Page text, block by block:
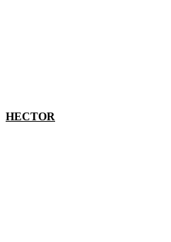
HECTOR